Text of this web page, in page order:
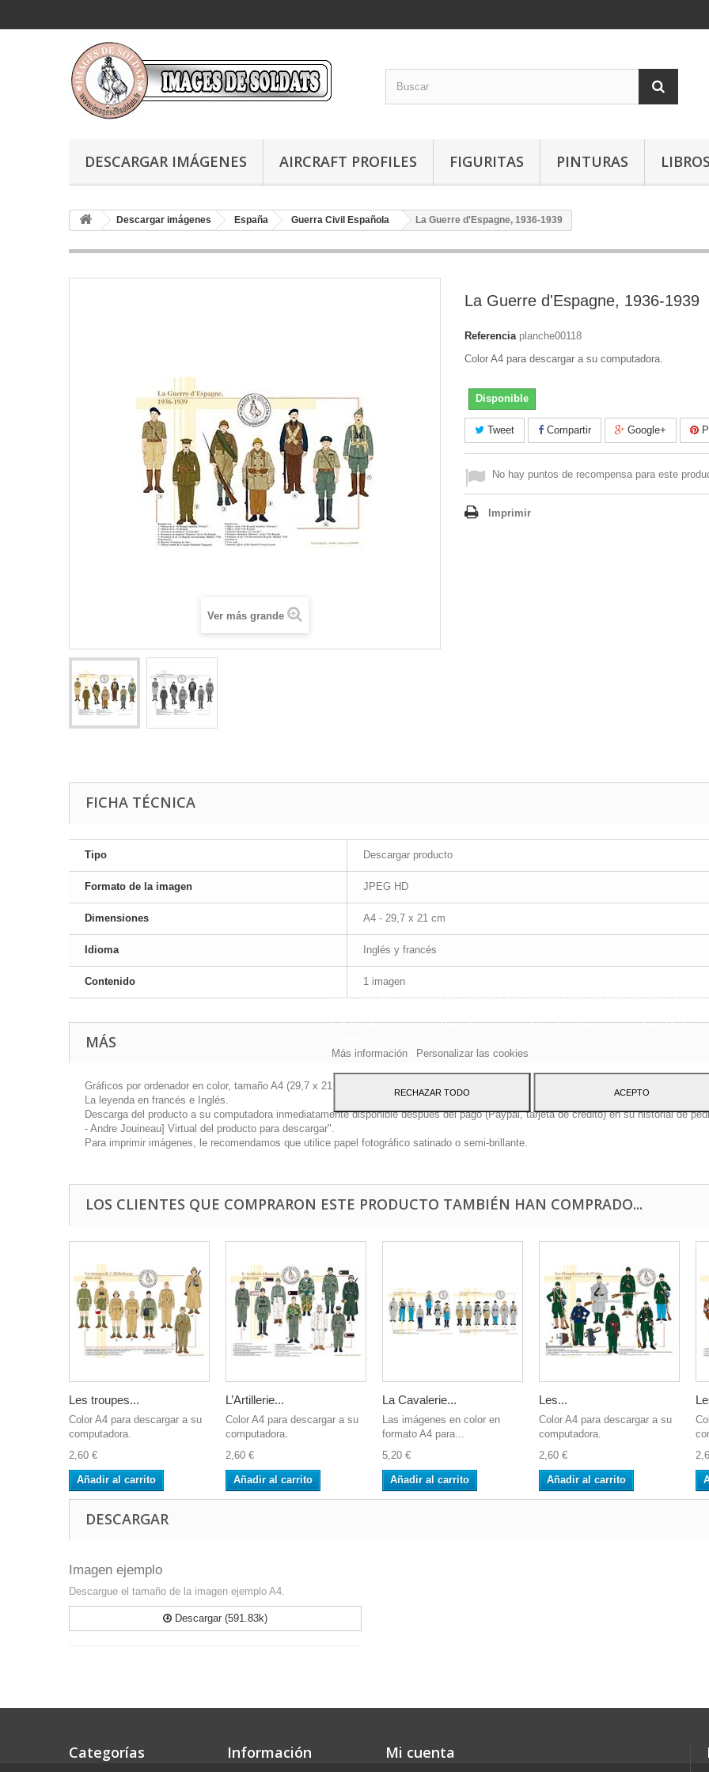
DESCARGAR IMÁGENES AIRCRAFT PROFILES FIGURITAS PINTURAS
Descargar imágenes España Guerra Civil Española La Guerre d'Espagne, 1936-1939
Ver más grande
La Guerre d'Espagne, 1936-1939
Referencia planche00118
Color A4 para descargar a su computadora.
Disponible
Tweet Compartir Google+
No hay puntos de recompensa para este
Imprimir
FICHA TÉCNICA
Tipo Descargar producto
Formato de la imagen JPEG HD
Dimensiones A4 - 29,7 x 21 cm
Idioma Inglés y francés
Contenido 1 imagen
MÁS
Gráficos por ordenador en color, tamaño A4 (29,7 x 21 cm), el formato JPEG de alta definición.
La leyenda en francés e Inglés.
Descarga del producto a su computadora inmediatamente disponible después del pago (Paypal, tarjeta de crédito) en su historial de
- Andre Jouineau] Virtual del producto para descargar".
Para imprimir imágenes, le recomendamos que utilice papel fotográfico satinado o semi-brillante.
LOS CLIENTES QUE COMPRARON ESTE PRODUCTO TAMBIÉN HAN COMPRADO...
Les troupes...
Color A4 para descargar a su
computadora.
2,60 €
Añadir al carrito
L’Artillerie...
Color A4 para descargar a su
computadora.
2,60 €
Añadir al carrito
La Cavalerie...
Las imágenes en color en
formato A4 para...
5,20 €
Añadir al carrito
Les...
Color A4 para descargar a su
computadora.
2,60 €
Añadir al carrito
DESCARGAR
Imagen ejemplo
Descargue el tamaño de la imagen ejemplo A4.
Descargar (591.83k)
Categorías Información Mi cuenta
Este sitio web utiliza cookies propias y de terceros para mejorar nuestros
hábitos de navegación. Para dar su consentimiento sobre su uso pulse el botón
Más información
Personalizar las cookies
RECHAZAR TODO ACEPTO